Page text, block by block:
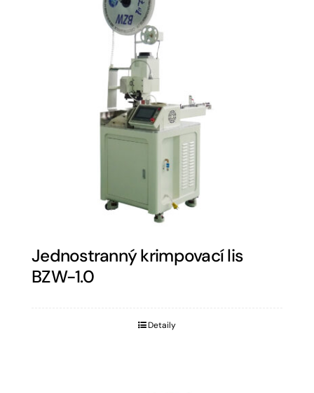
Jednostranný krimpovací lis
BZW-1.0
Detaily